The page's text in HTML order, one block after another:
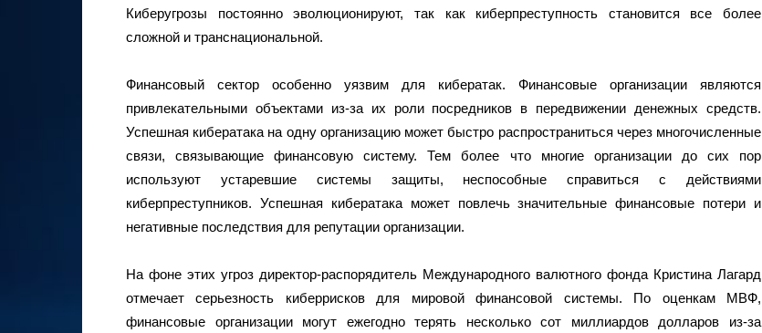
Киберугрозы постоянно эволюционируют, так как киберпреступность становится все более
сложной и транснациональной.
Финансовый сектор особенно уязвим для кибератак. Финансовые организации являются
привлекательными объектами из-за их роли посредников в передвижении денежных средств.
Успешная кибератака на одну организацию может быстро распространиться через многочисленные
связи, связывающие финансовую систему. Тем более что многие организации до сих пор
используют устаревшие системы защиты, неспособные справиться с действиями
киберпреступников. Успешная кибератака может повлечь значительные финансовые потери и
негативные последствия для репутации организации.
На фоне этих угроз директор-распорядитель Международного валютного фонда Кристина Лагард
отмечает серьезность киберрисков для мировой финансовой системы. По оценкам МВФ,
финансовые организации могут ежегодно терять несколько сот миллиардов долларов из-за